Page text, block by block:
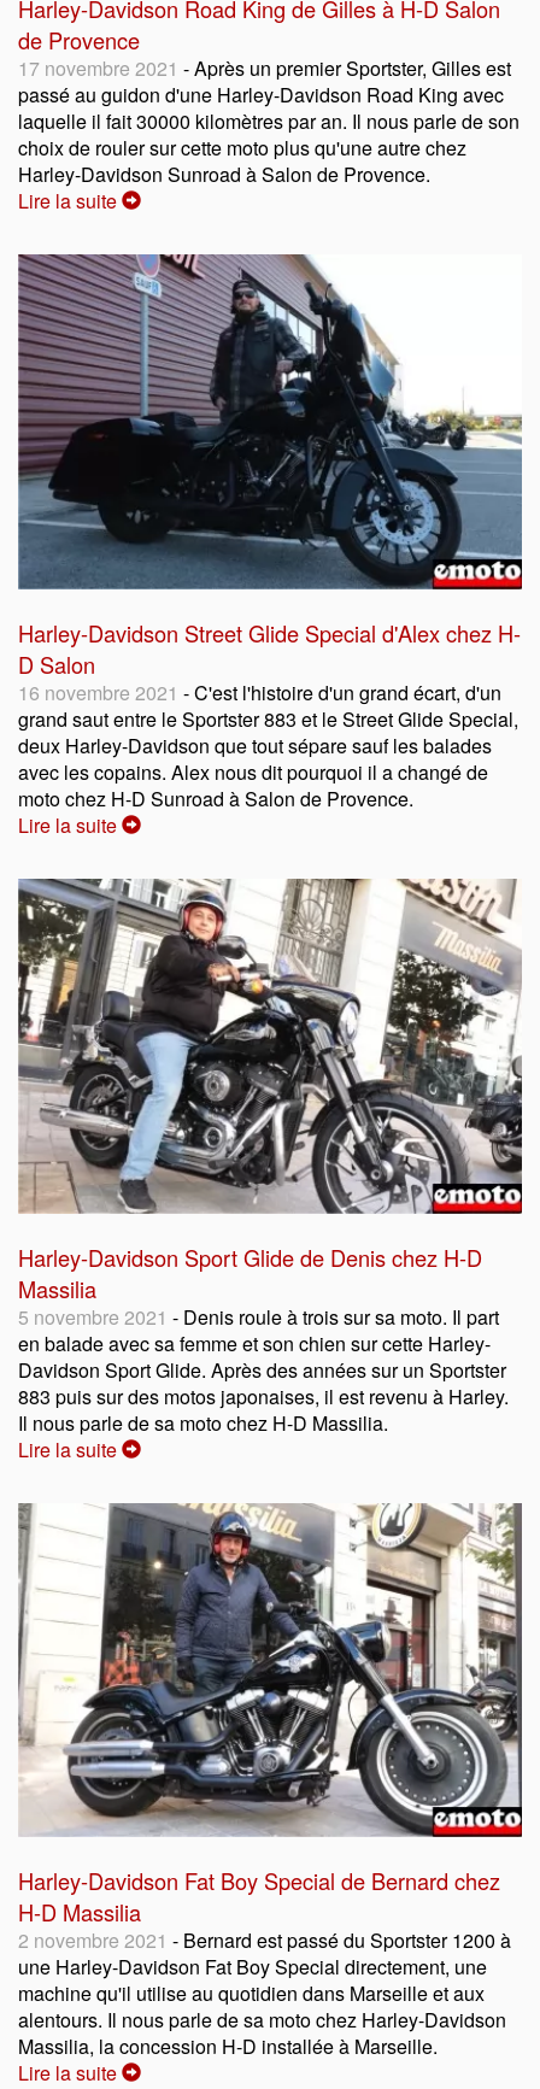
Harley-Davidson Road King de Gilles à H-D Salon
de Provence
17 novembre 2021 - Après un premier Sportster, Gilles est
passé au guidon d'une Harley-Davidson Road King avec
laquelle il fait 30000 kilomètres par an. Il nous parle de son
choix de rouler sur cette moto plus qu'une autre chez
Harley-Davidson Sunroad à Salon de Provence.
Lire la suite
Harley-Davidson Street Glide Special d'Alex chez H-
D Salon
16 novembre 2021 - C'est l'histoire d'un grand écart, d'un
grand saut entre le Sportster 883 et le Street Glide Special,
deux Harley-Davidson que tout sépare sauf les balades
avec les copains. Alex nous dit pourquoi il a changé de
moto chez H-D Sunroad à Salon de Provence.
Lire la suite
Harley-Davidson Sport Glide de Denis chez H-D
Massilia
5 novembre 2021 - Denis roule à trois sur sa moto. Il part
en balade avec sa femme et son chien sur cette Harley-
Davidson Sport Glide. Après des années sur un Sportster
883 puis sur des motos japonaises, il est revenu à Harley.
Il nous parle de sa moto chez H-D Massilia.
Lire la suite
Harley-Davidson Fat Boy Special de Bernard chez
H-D Massilia
2 novembre 2021 - Bernard est passé du Sportster 1200 à
une Harley-Davidson Fat Boy Special directement, une
machine qu'il utilise au quotidien dans Marseille et aux
alentours. Il nous parle de sa moto chez Harley-Davidson
Massilia, la concession H-D installée à Marseille.
Lire la suite